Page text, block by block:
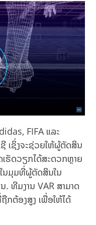
FIFA ແລະ
ເຊິ່ງຈະຊ່ວຍໃຫ້ຜູ້ຕັດສິນ
ເຮັດວຽກໄດ້ສະດວກຫຼາຍ
ນມຸມທີ່ຜູ້ຕັດສິນໃນ
. ທີມງານ VAR ສາມາດ
ກຕ້ອງສູງ ເພື່ອໃຫ້ໄດ້